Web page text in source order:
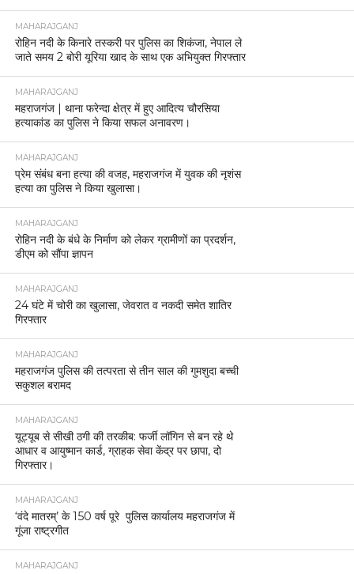
MAHARAJGANJ
रोहिन नदी के किनारे तस्करी पर पुलिस का शिकंजा, नेपाल ले
जाते समय 2 बोरी यूरिया खाद के साथ एक अभियुक्त गिरफ्तार
MAHARAJGANJ
महराजगंज | थाना फरेन्दा क्षेत्र में हुए आदित्य चौरसिया
हत्याकांड का पुलिस ने किया सफल अनावरण।
MAHARAJGANJ
प्रेम संबंध बना हत्या की वजह, महराजगंज में युवक की नृशंस
हत्या का पुलिस ने किया खुलासा।
MAHARAJGANJ
रोहिन नदी के बंधे के निर्माण को लेकर ग्रामीणों का प्रदर्शन,
डीएम को सौंपा ज्ञापन
MAHARAJGANJ
24 घंटे में चोरी का खुलासा, जेवरात व नकदी समेत शातिर
गिरफ्तार
MAHARAJGANJ
महराजगंज पुलिस की तत्परता से तीन साल की गुमशुदा बच्ची
सकुशल बरामद
MAHARAJGANJ
यूट्यूब से सीखी ठगी की तरकीब: फर्जी लॉगिन से बन रहे थे
आधार व आयुष्मान कार्ड, ग्राहक सेवा केंद्र पर छापा, दो
गिरफ्तार।
MAHARAJGANJ
‘वंदे मातरम्’ के 150 वर्ष पूरे पुलिस कार्यालय महराजगंज में
गूंजा राष्ट्रगीत
MAHARAJGANJ